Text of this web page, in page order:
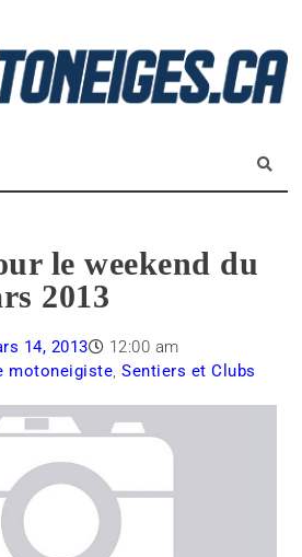
le weekend du
2013
14, 2013
12:00 am
motoneigiste,Sentiers et Clubs